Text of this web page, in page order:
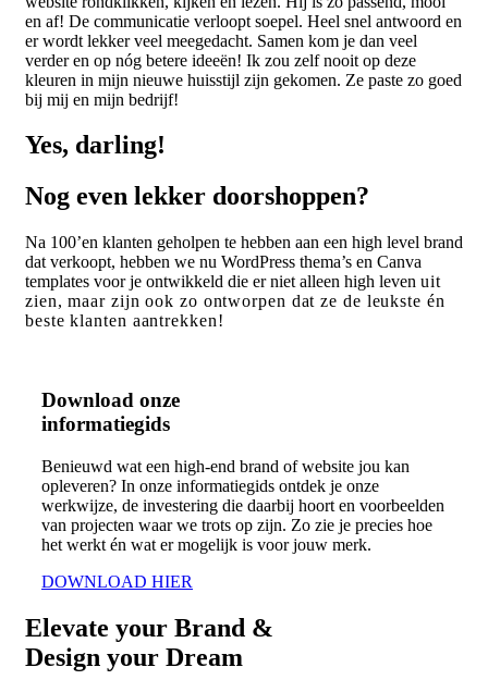
en af! De communicatie verloopt soepel. Heel snel antwoord en
er wordt lekker veel meegedacht. Samen kom je dan veel
verder en op nóg betere ideeën! Ik zou zelf nooit op deze
kleuren in mijn nieuwe huisstijl zijn gekomen. Ze paste zo goed
bij mij en mijn bedrijf!
Yes, darling!
Nog even lekker doorshoppen?​
Na 100’en klanten geholpen te hebben aan een high level brand
dat verkoopt, hebben we nu WordPress thema’s en Canva
templates voor je ontwikkeld die er niet alleen high leven uit
zien, maar zijn ook zo ontworpen dat ze de leukste én
beste klanten aantrekken!
Download onze
informatiegids
Benieuwd wat een high-end brand of website jou kan
opleveren? In onze informatiegids ontdek je onze
werkwijze, de investering die daarbij hoort en voorbeelden
van projecten waar we trots op zijn. Zo zie je precies hoe
het werkt én wat er mogelijk is voor jouw merk.
DOWNLOAD HIER
Elevate your Brand &
Design your Dream